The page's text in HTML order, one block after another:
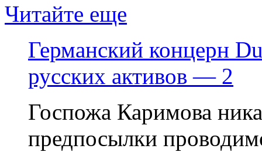
Читайте еще
Германский концерн
русских активов — 2
Госпожа Каримова
предпосылки